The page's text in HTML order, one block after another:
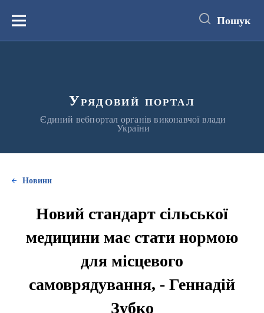
вмістуМеню Пошук
Урядовий портал
Єдиний вебпортал органів виконавчої влади
України
Новини
Новий стандарт сільської
медицини має стати нормою
для місцевого
самоврядування, - Геннадій
Зубко